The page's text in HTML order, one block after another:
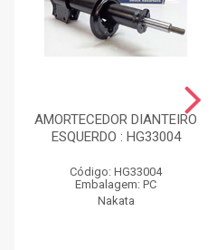
AMORTECEDOR DIANTEIRO
ESQUERDO : HG33004
Código: HG33004
Embalagem: PC
Nakata